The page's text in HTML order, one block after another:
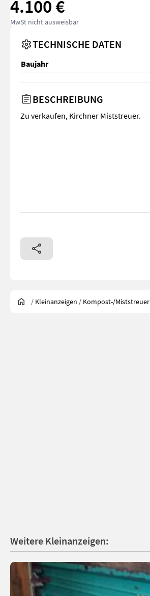
4.100 €
MwSt nicht ausweisbar
TECHNISCHE DATEN
Baujahr
BESCHREIBUNG
Zu verkaufen, Kirchner Miststreuer.
/ Kleinanzeigen / Kompost-/Miststreuer
Weitere Kleinanzeigen: